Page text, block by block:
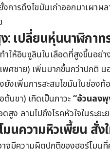
งการดึงไขมันเก่าออกมาเผา
: เปลี่ยนหุ่นนาฬิกาท
ให้อินซูลินในเลือดที่สูงขึ้นอย่
ศชาย) เพิ่มมากขึ้นกว่าปกติ
งเพิ่มการสะสมไขมันในช่อง
นขา) เกิดเป็นภาวะ“อ้วนลงพุ
สูง ลามไปถึงโรคหัวใจในระยะ
นความหิวเพี้ยน สั่ง
จมีความผิดปกติของฮอร์โมนที่